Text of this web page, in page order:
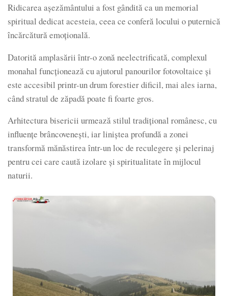
Ridicarea așezământului a fost gândită ca un memorial
spiritual dedicat acesteia, ceea ce conferă locului o puternică
încărcătură emoțională.
Datorită amplasării într-o zonă neelectrificată, complexul
monahal funcționează cu ajutorul panourilor fotovoltaice și
este accesibil printr-un drum forestier dificil, mai ales iarna,
când stratul de zăpadă poate fi foarte gros.
Arhitectura bisericii urmează stilul tradițional românesc, cu
influențe brâncovenești, iar liniștea profundă a zonei
transformă mănăstirea într-un loc de reculegere și pelerinaj
pentru cei care caută izolare și spiritualitate în mijlocul
naturii.